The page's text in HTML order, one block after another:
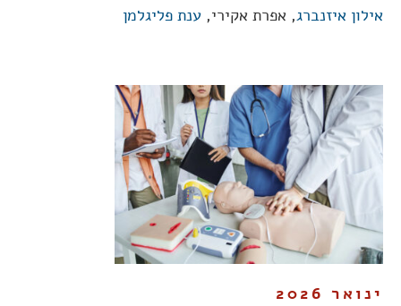
אילון איזנברג, אפרת אקירי, ענת פליגלמן
ינואר 2026